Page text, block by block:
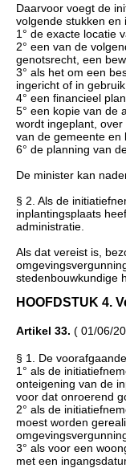
Daarvoor voegt de
volgende stukken en
1° de exacte locatie
2° een van de
genotsrecht, een
3° als het om een
ingericht of in
4° een financieel
5° een kopie van de
wordt ingeplant,
van de gemeente en
6° de planning van
De minister kan
§ 2. Als de
inplantingsplaats
administratie.
Als dat vereist is,
stedenbouwkundige
HOOFDSTUK 4.
Artikel 33. ( 01/06/
§ 1. De
1° als de
onteigening van de
voor dat onroerend
2° als de
moest worden
3° als voor een
met een